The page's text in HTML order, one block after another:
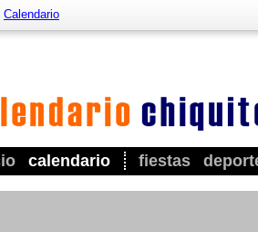
calendario fiestas
Calendario